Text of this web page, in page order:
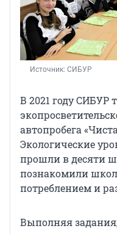
Источник: СИБУР
В 2021 году СИБУР
автопробега
Экологические
прошли в десяти
познакомили
потреблением и
Выполняя